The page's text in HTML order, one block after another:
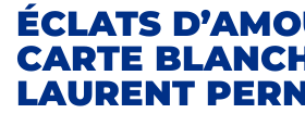
ÉCLATS
CARTE
LAURENT